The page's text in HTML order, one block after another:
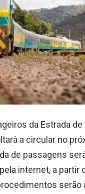
da Estrada de
a circular no
de passagens
internet, a partir
serão